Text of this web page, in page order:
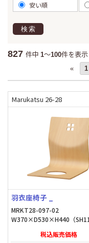
安い順
検索
827 件中 1～100件を表示
« 1
Marukatsu 26-28
羽衣座椅子 _
MRKT28-097-02
W370×D530×H440（SH11
税込販売価格